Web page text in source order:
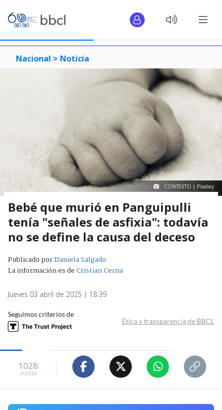
Nacional > Noticia
CONTEXTO | Pixabay
Bebé que murió en Panguipulli
tenía "señales de asfixia": todavía
no se define la causa del deceso
Publicado porDaniela Salgado
La información es deCristian Cerna
Jueves 03 abril de 2025 | 18:39
Seguimos criterios de
Ética y transparencia de BBCL
1028
visitas